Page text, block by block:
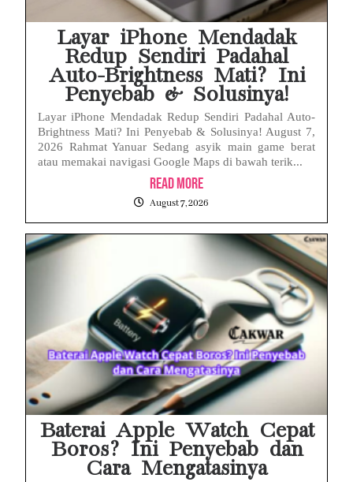
Layar iPhone Mendadak
Redup Sendiri Padahal
Auto-Brightness Mati? Ini
Penyebab & Solusinya!
Layar iPhone Mendadak Redup Sendiri Padahal Auto-
Brightness Mati? Ini Penyebab & Solusinya! August 7,
2026 Rahmat Yanuar Sedang asyik main game berat
atau memakai navigasi Google Maps di bawah terik...
Read More
August 7, 2026
Baterai Apple Watch Cepat
Boros? Ini Penyebab dan
Cara Mengatasinya